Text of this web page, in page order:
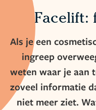
Facelift:
Als je een
ingreep
weten waar je aan
zoveel informatie
niet meer ziet.